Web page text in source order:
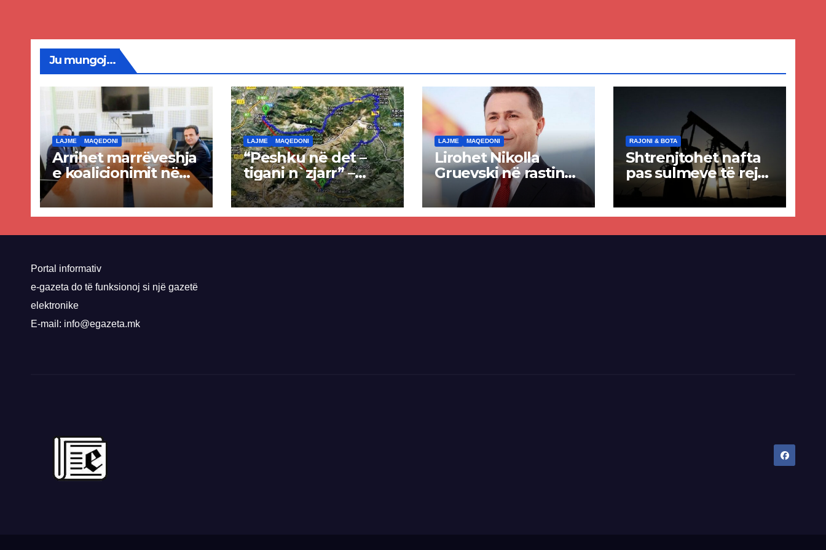
Ju mungoj...
LAJME MAQEDONI
Arrihet marrëveshja
e koalicionimit në
parim mes Kurtit
dhe Abdixhikut
LAJME MAQEDONI
“Peshku në det –
tigani n`zjarr” –
Ende pa u kryer
projekti i tunelit,
komuna e Tetovës
nis punimet për
LAJME MAQEDONI
Lirohet Nikolla
Gruevski në rastin
“Talir 2”, gjykata
rrëzon akuzat për
ndërtimin e
paligjshëm të selisë
RAJONI & BOTA
Shtrenjtohet nafta
pas sulmeve të reja
SHBA–Iran
Portal informativ
e-gazeta do të funksionoj si një gazetë
elektronike
E-mail: info@egazeta.mk